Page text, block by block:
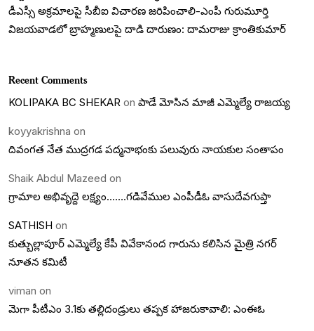
డీఎస్సీ అక్రమాలపై సీబీఐ విచారణ జరిపించాలి-ఎంపీ గురుమూర్తి
విజయవాడలో బ్రాహ్మణులపై దాడి దారుణం: దామరాజు క్రాంతికుమార్
Recent Comments
KOLIPAKA BC SHEKAR on పాడే మోసిన మాజీ ఎమ్మెల్యే రాజయ్య
koyyakrishna on
దివంగత నేత ముద్రగడ పద్మనాభంకు పలువురు నాయకుల సంతాపం
Shaik Abdul Mazeed on
గ్రామాల అభివృద్దె లక్ష్యం…….గడివేముల ఎంపీడీఓ వాసుదేవగుప్తా
SATHISH on
కుత్బుల్లాపూర్ ఎమ్మెల్యే కేపీ వివేకానంద గారును కలిసిన మైత్రి నగర్
నూతన కమిటీ
viman on
మెగా పీటీఎం 3.1కు తల్లిదండ్రులు తప్పక హాజరుకావాలి: ఎంఈఓ